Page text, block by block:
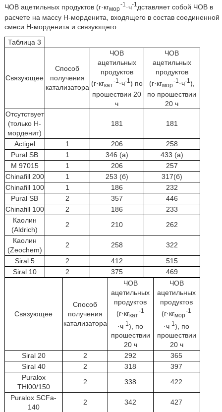
ЧОВ ацетильных продуктов (г·кгмор
-1 ·ч-1 дставляет собой ЧОВ в
расчете на массу Н-морденита, входящего в состав соединенной
смеси Н-морденита и связующего.
Таблица 3
Связующее
Способ
получения
катализатора
ЧОВ
ацетильных
продуктов
(г·кгкат
-1 ·ч-1 ) по
прошествии 20
ч
ЧОВ
ацетильных
продуктов
(г·кгмор
-1 ·ч-1 ),
по прошествии
20 ч
Отсутствует
(только Н-
морденит)
181 181
Actigel 1 206
258
Pural SB
1 346 (а)
433 (а)
М 97015
1 206
257
Chinafill 200
1 253 (б)
317(б)
Chinafill 100
1 186
232
Pural SB
2 357
446
Chinafill 100
2 186
233
Каолин
(Aldrich)
2 210
262
Каолин
(Zeochem)
2 258
322
Siral 5
2 412
515
Siral 10
2 375 469
Связующее
Способ
получения
катализатора
ЧОВ
ацетильных
продуктов
(г·кгкат
-1
·ч-1), по
прошествии
20 ч
ЧОВ
ацетильных
продуктов
(г·кгмор
-1
·ч-1), по
прошествии
20 ч
Siral 20
2 292
365
Siral 40
2 318
397
Puralox
THl00/150
2 338
422
Puralox SCFa-
140
2 342
427